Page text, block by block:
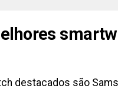
destacados são